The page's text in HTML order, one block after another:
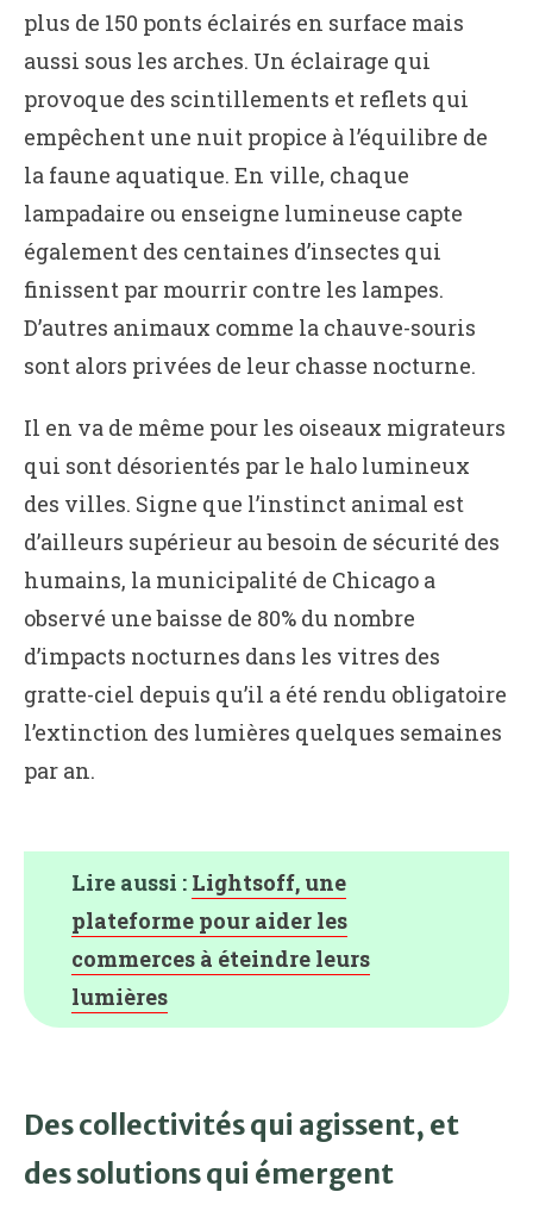
plus de 150 ponts éclairés en surface mais
aussi sous les arches. Un éclairage qui
provoque des scintillements et reflets qui
empêchent une nuit propice à l’équilibre de
la faune aquatique. En ville, chaque
lampadaire ou enseigne lumineuse capte
également des centaines d’insectes qui
finissent par mourrir contre les lampes.
D’autres animaux comme la chauve-souris
sont alors privées de leur chasse nocturne.
Il en va de même pour les oiseaux migrateurs
qui sont désorientés par le halo lumineux
des villes. Signe que l’instinct animal est
d’ailleurs supérieur au besoin de sécurité des
humains, la municipalité de Chicago a
observé une baisse de 80% du nombre
d’impacts nocturnes dans les vitres des
gratte-ciel depuis qu’il a été rendu obligatoire
l’extinction des lumières quelques semaines
par an.
Lire aussi : Lightsoff, une
plateforme pour aider les
commerces à éteindre leurs
lumières
Des collectivités qui agissent, et
des solutions qui émergent